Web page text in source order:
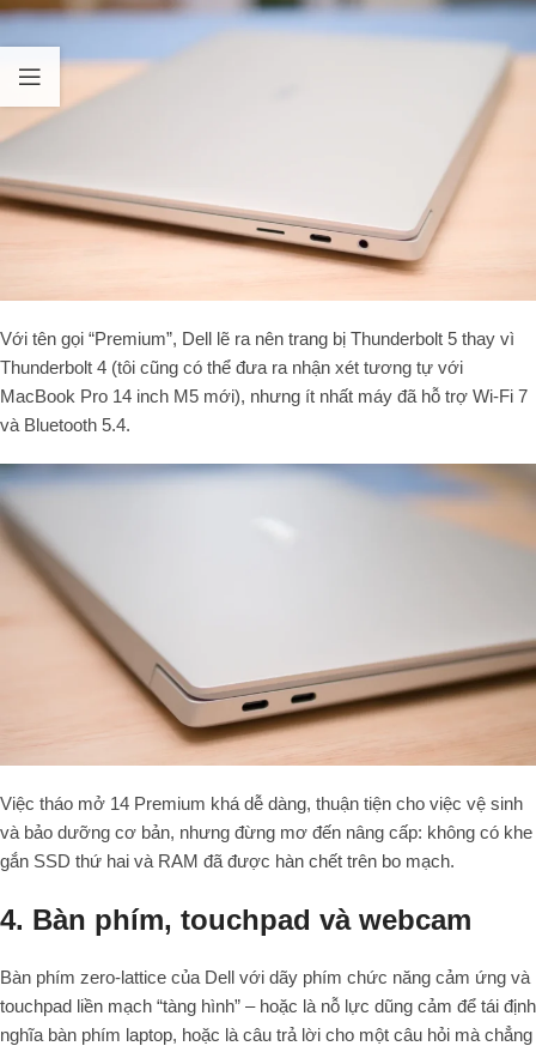
Với tên gọi “Premium”, Dell lẽ ra nên trang bị Thunderbolt 5 thay vì
Thunderbolt 4 (tôi cũng có thể đưa ra nhận xét tương tự với
MacBook Pro 14 inch M5 mới), nhưng ít nhất máy đã hỗ trợ Wi-Fi 7
và Bluetooth 5.4.
Việc tháo mở 14 Premium khá dễ dàng, thuận tiện cho việc vệ sinh
và bảo dưỡng cơ bản, nhưng đừng mơ đến nâng cấp: không có khe
gắn SSD thứ hai và RAM đã được hàn chết trên bo mạch.
4. Bàn phím, touchpad và webcam
Bàn phím zero-lattice của Dell với dãy phím chức năng cảm ứng và
touchpad liền mạch “tàng hình” – hoặc là nỗ lực dũng cảm để tái định
nghĩa bàn phím laptop, hoặc là câu trả lời cho một câu hỏi mà chẳng